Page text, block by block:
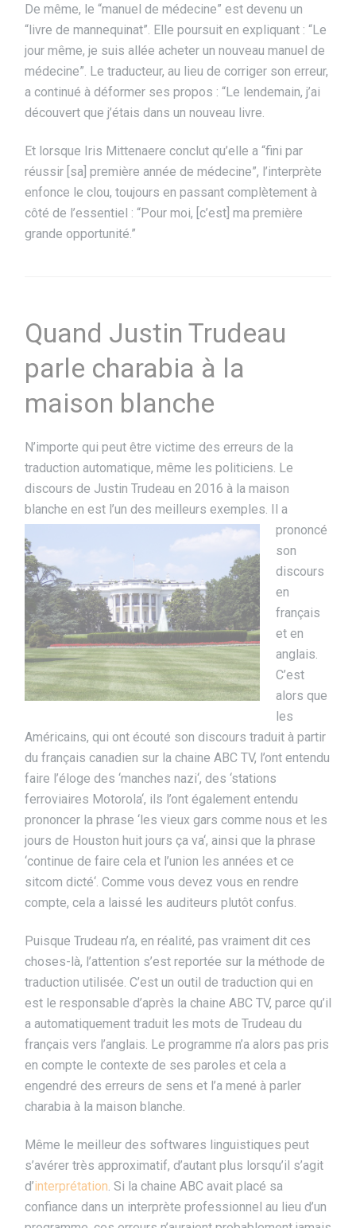
De même, le “manuel de médecine” est devenu un
“livre de mannequinat”. Elle poursuit en expliquant : “Le
jour même, je suis allée acheter un nouveau manuel de
médecine”. Le traducteur, au lieu de corriger son erreur,
a continué à déformer ses propos : “Le lendemain, j’ai
découvert que j’étais dans un nouveau livre.
Et lorsque Iris Mittenaere conclut qu’elle a “fini par
réussir [sa] première année de médecine”, l’interprète
enfonce le clou, toujours en passant complètement à
côté de l’essentiel : “Pour moi, [c’est] ma première
grande opportunité.”
Quand Justin Trudeau
parle charabia à la
maison blanche
N’importe qui peut être victime des erreurs de la
traduction automatique, même les politiciens. Le
discours de Justin Trudeau en 2016 à la maison
blanche en est l’un des meilleurs exemples. Il a
prononcé
son
discours
en
français
et en
anglais.
C’est
alors que
les
Américains, qui ont écouté son discours traduit à partir
du français canadien sur la chaine ABC TV, l’ont entendu
faire l’éloge des ‘manches nazi‘, des ‘stations
ferroviaires Motorola‘, ils l’ont également entendu
prononcer la phrase ‘les vieux gars comme nous et les
jours de Houston huit jours ça va‘, ainsi que la phrase
‘continue de faire cela et l’union les années et ce
sitcom dicté‘. Comme vous devez vous en rendre
compte, cela a laissé les auditeurs plutôt confus.
Puisque Trudeau n’a, en réalité, pas vraiment dit ces
choses-là, l’attention s’est reportée sur la méthode de
traduction utilisée. C’est un outil de traduction qui en
est le responsable d’après la chaine ABC TV, parce qu’il
a automatiquement traduit les mots de Trudeau du
français vers l’anglais. Le programme n’a alors pas pris
en compte le contexte de ses paroles et cela a
engendré des erreurs de sens et l’a mené à parler
charabia à la maison blanche.
Même le meilleur des softwares linguistiques peut
s’avérer très approximatif, d’autant plus lorsqu’il s’agit
d’interprétation . Si la chaine ABC avait placé sa
confiance dans un interprète professionnel au lieu d’un